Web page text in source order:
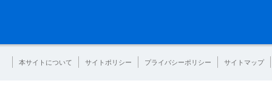
本サイトについて サイトポリシー プライバシーポリシー サイトマップ